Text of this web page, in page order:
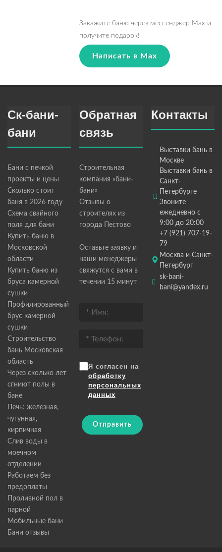
Закажите баню через мессенджер Max и
получите подарок!
Написать в Max
Ск-бани-
бани
Бани с печкой
проекты и цены
Сколько стоит
баня в 2026 году
Схема свайного
поля для бани
Купить баню в
Московской
области
Купить баню из
бруса камерной
сушки
Профилированный
брус камерной
сушки
Строительство
бань Московская
область
Через сколько лет
сгниют полы в
бане
Печь: железная,
чугунная,
кирпичная
Слив воды в
моечном
отделении
Работаем без
предоплаты
Проливной пол в
парной
Мобильные бани
Бани отзывы
Обратная
связь
Строительная
компания «бани-
бани»
Отзывы о
строителях из
города Пестово
Оставьте заявку и
наши менеджеры
свяжутся с вами в
течении 15 минут
Я согласен на
обработку
персональных
данных
Отправить
Контакты
Выставки бань в
Москве
Выставки бань в
Санкт-
Петербурге
Звоните
ежедневно с
9:00 до 20:00
+7 (921) 707-19-
79
Москва и Санкт-
Петербург
sk-bani-
bani@yandex.ru